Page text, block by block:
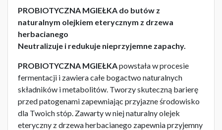
PROBIOTYCZNA MGIEŁKA do butów z
naturalnym olejkiem eterycznym z drzewa
herbacianego
Neutralizuje i redukuje nieprzyjemne zapachy.
PROBIOTYCZNA MGIEŁKApowstała w procesie
fermentacji i zawiera całe bogactwo naturalnych
składników i metabolitów. Tworzy skuteczną barierę
przed patogenami zapewniając przyjazne środowisko
dla Twoich stóp. Zawarty w niej naturalny olejek
eteryczny z drzewa herbacianego zapewnia przyjemny